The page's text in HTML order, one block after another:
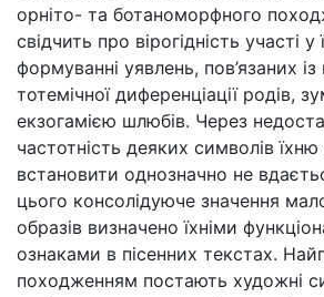
орніто- та ботаноморфного
свідчить про вірогідність участі у
формуванні уявлень, пов’язаних із
тотемічної диференціації родів,
екзогамією шлюбів. Через
частотність деяких символів
встановити однозначно не
цього консолідуюче значення
образів визначено їхніми
ознаками в пісенних текстах.
походженням постають художні